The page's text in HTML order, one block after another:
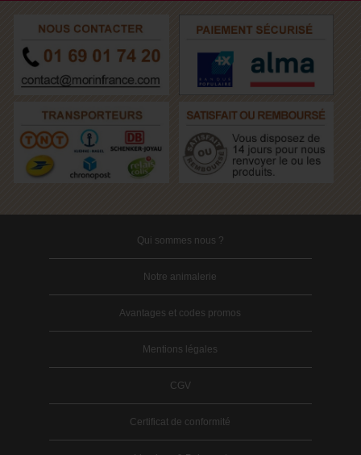
Qui sommes nous ?
Notre animalerie
Avantages et codes promos
Mentions légales
CGV
Certificat de conformité